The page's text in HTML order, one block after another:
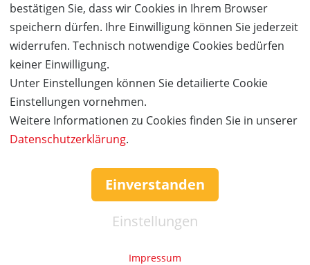
bestätigen Sie, dass wir Cookies in Ihrem Browser
speichern dürfen. Ihre Einwilligung können Sie jederzeit
widerrufen. Technisch notwendige Cookies bedürfen
keiner Einwilligung.
Unter Einstellungen können Sie detailierte Cookie
Einstellungen vornehmen.
Weitere Informationen zu Cookies finden Sie in unserer
Datenschutzerklärung.
Einverstanden
Einstellungen
Impressum
ANMELDEN
Service & Hilfe
Mo. - Fr. 09:00-16:00
Tel.: +49 (0)941 46 39 63 90
info@coupon-future.de